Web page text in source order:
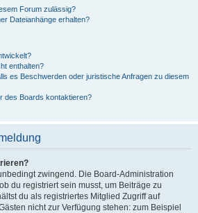
Forum zulässig?
Dateianhänge erhalten?
enthalten?
es Beschwerden oder juristische Anfragen zu diesem
des Boards kontaktieren?
zwingend. Die Board-Administration
du registriert sein musst, um Beiträge zu
du als registriertes Mitglied Zugriff auf
nicht zur Verfügung stehen: zum Beispiel